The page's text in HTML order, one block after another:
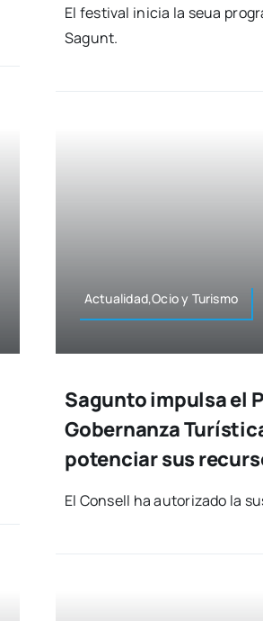
El fes­ti­val ini­cia la seua
Sagunt.
Actualidad,Ocio y Turis­mo
Sagunto impulsa el
Gobernanza
potenciar sus
El Con­sell ha auto­ri­za­do la